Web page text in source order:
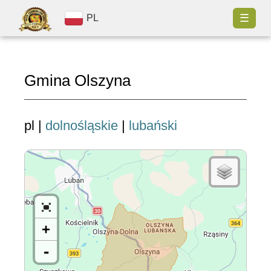
PL ☰
Gmina Olszyna
pl | dolnośląskie | lubański
+
-